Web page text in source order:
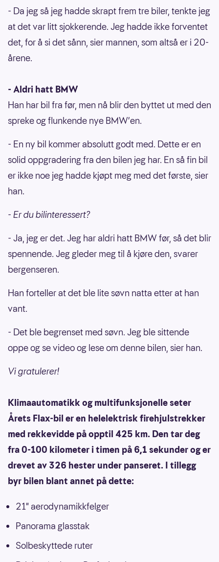
- Da jeg så jeg hadde skrapt frem tre biler, tenkte jeg
at det var litt sjokkerende. Jeg hadde ikke forventet
det, for å si det sånn, sier mannen, som altså er i 20-
årene.
- Aldri hatt BMW
Han har bil fra før, men nå blir den byttet ut med den
spreke og flunkende nye BMW’en.
- En ny bil kommer absolutt godt med. Dette er en
solid oppgradering fra den bilen jeg har. En så fin bil
er ikke noe jeg hadde kjøpt meg med det første, sier
han.
- Er du bilinteressert?
- Ja, jeg er det. Jeg har aldri hatt BMW før, så det blir
spennende. Jeg gleder meg til å kjøre den, svarer
bergenseren.
Han forteller at det ble lite søvn natta etter at han
vant.
- Det ble begrenset med søvn. Jeg ble sittende
oppe og se video og lese om denne bilen, sier han.
Vi gratulerer!
Klimaautomatikk og multifunksjonelle seter
Årets Flax-bil er en helelektrisk firehjulstrekker
med rekkevidde på opptil 425 km. Den tar deg
fra 0-100 kilometer i timen på 6,1 sekunder og er
drevet av 326 hester under panseret. I tillegg
byr bilen blant annet på dette:
21" aerodynamikkfelger
Panorama glasstak
Solbeskyttede ruter